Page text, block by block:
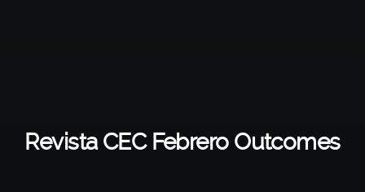
Revista CEC Febrero Outcomes